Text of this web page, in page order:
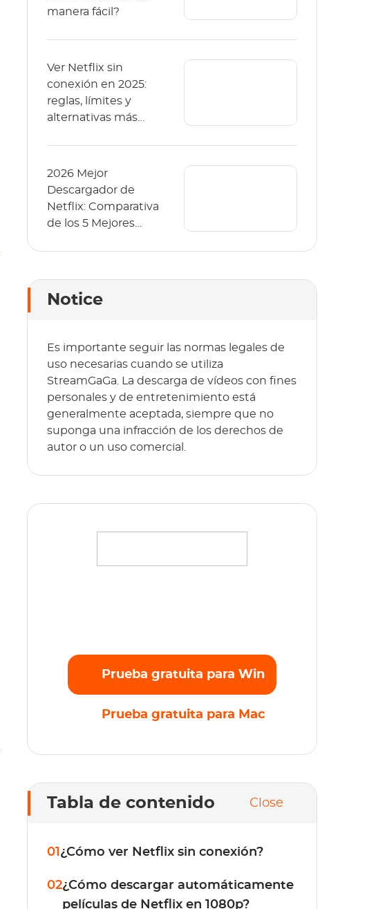
manera fácil?
Ver Netflix sin
conexión en 2025:
reglas, límites y
alternativas más
2026 Mejor
Descargador de
Netflix: Comparativa
de los 5 Mejores
Notice
Es importante seguir las normas legales de
uso necesarias cuando se utiliza
StreamGaGa. La descarga de vídeos con fines
personales y de entretenimiento está
generalmente aceptada, siempre que no
suponga una infracción de los derechos de
autor o un uso comercial.
Prueba gratuita para Win
Prueba gratuita para Mac
Tabla de contenido Close
01 ¿Cómo ver Netflix sin conexión?
02¿Cómo descargar automáticamente
películas de Netflix en 1080p?